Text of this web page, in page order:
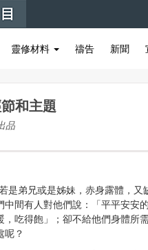
靈修材料 禱告 新聞
和主題
品
是弟兄或是姊妹，赤身露體，又
中間有人對他們說：「平平安安
，吃得飽」；卻不給他們身體所
呢？